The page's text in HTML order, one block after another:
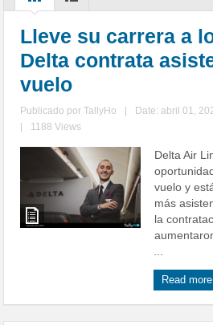
Lleve su carrera a
Delta contrata
vuelo
Publicado porTallyHo Date: abril 01,
1188 Views
Delta Air
vuelo y
más
la
...
Read more